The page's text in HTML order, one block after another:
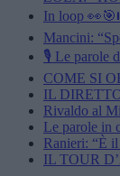
In loop
Mancini:
🎙️ Le parole
COME SI
IL
Rivaldo al
Le parole in
Ranieri: “È
IL TOUR